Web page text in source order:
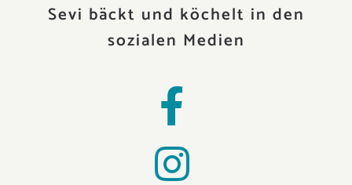
Sevi bäckt und köchelt in den
sozialen Medien